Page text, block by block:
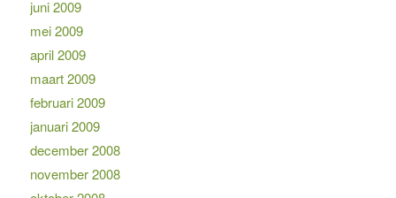
juni 2009
mei 2009
april 2009
maart 2009
februari 2009
januari 2009
december 2008
november 2008